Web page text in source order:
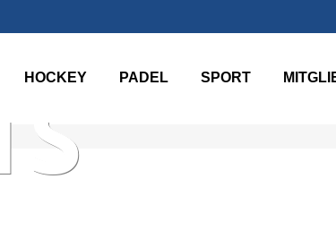
HOCKEY PADEL SPORT